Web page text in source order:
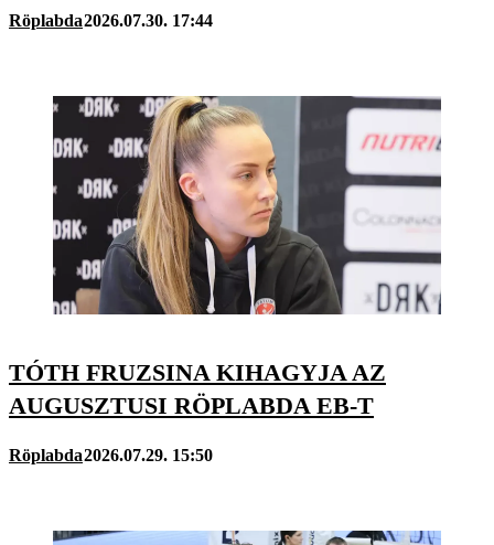
Röplabda2026.07.30. 17:44
TÓTH FRUZSINA KIHAGYJA AZ
AUGUSZTUSI RÖPLABDA EB-T
Röplabda2026.07.29. 15:50